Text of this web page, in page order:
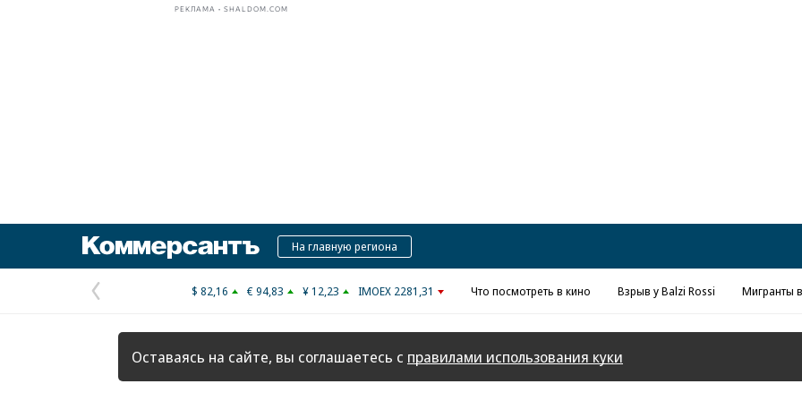
РЕКЛАМА • SHALDOM.COM
КоммерсантъНа главную региона
Предыдущая
страница
$ 82,16 € 94,83 ¥ 12,23 IMOEX 2281,31 Что посмотреть в кино Взрыв у Balzi Rossi Мигранты
Оставаясь на сайте, вы соглашаетесь с правилами использования куки